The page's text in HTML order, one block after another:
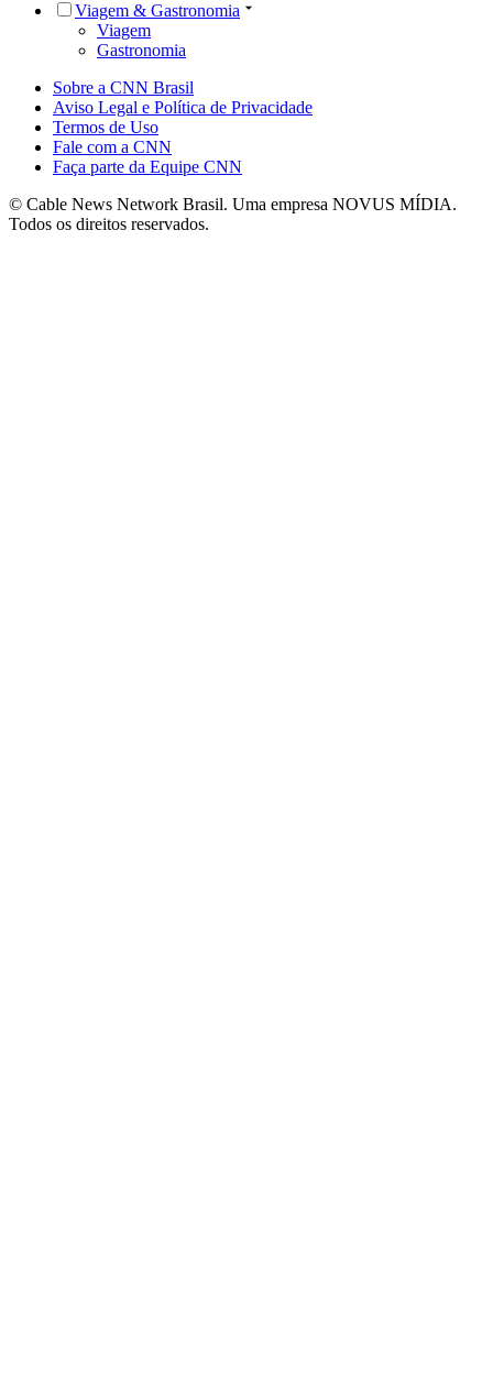
Viagem & Gastronomia
Viagem
Gastronomia
Sobre a CNN Brasil
Aviso Legal e Política de Privacidade
Termos de Uso
Fale com a CNN
Faça parte da Equipe CNN
© Cable News Network Brasil. Uma empresa NOVUS MÍDIA.
Todos os direitos reservados.